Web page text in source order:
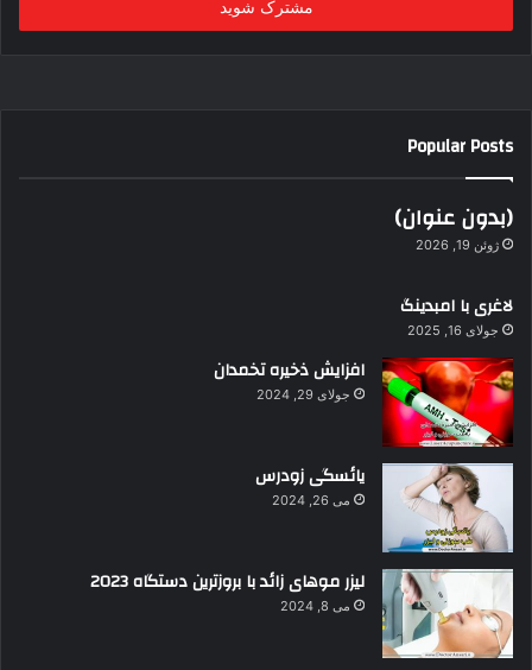
ا
خ
و
د
ر
ا
ر
د
ک
ن
ی
Popular Posts
(بدون عنوان)
ژوئن 19, 2026
لاغری با امبدینگ
جولای 16, 2025
افزایش ذخیره تخمدان
جولای 29, 2024
یائسگی زودرس
می 26, 2024
لیزر موهای زائد با بروزترین دستگاه 2023
می 8, 2024